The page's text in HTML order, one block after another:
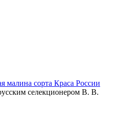
малина сорта Краса России
селекционером В. В.